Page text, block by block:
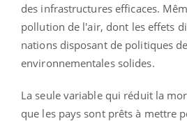
des infrastructures efficaces.
pollution de l'air, dont les effets
nations disposant de politiques
environnementales solides.
La seule variable qui réduit la
que les pays sont prêts à mettre